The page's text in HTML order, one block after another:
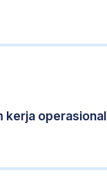
kerja operasional